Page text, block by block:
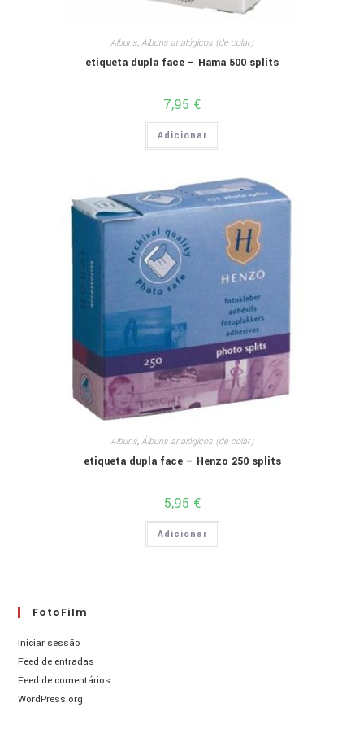
Albuns, Álbuns analógicos (de colar)
etiqueta dupla face – Hama 500 splits
7,95 €
Adicionar
Albuns, Álbuns analógicos (de colar)
etiqueta dupla face – Henzo 250 splits
5,95 €
Adicionar
FotoFilm
Iniciar sessão
Feed de entradas
Feed de comentários
WordPress.org